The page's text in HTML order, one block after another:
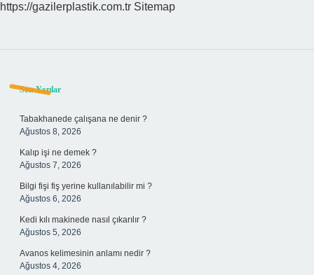
https://gazilerplastik.com.tr Sitemap
Sidebar
Son Yazılar
Tabakhanede çalışana ne denir ?
Ağustos 8, 2026
Kalıp işi ne demek ?
Ağustos 7, 2026
Bilgi fişi fiş yerine kullanılabilir mi ?
Ağustos 6, 2026
Kedi kılı makinede nasıl çıkarılır ?
Ağustos 5, 2026
Avanos kelimesinin anlamı nedir ?
Ağustos 4, 2026